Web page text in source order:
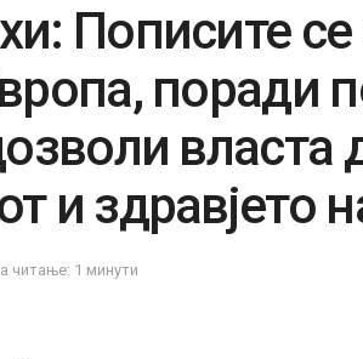
Пописите
поради
власта
и здравјето
читање: 1 минути